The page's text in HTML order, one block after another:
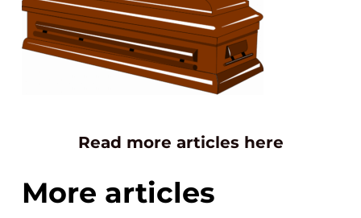
Read more articles here
More articles